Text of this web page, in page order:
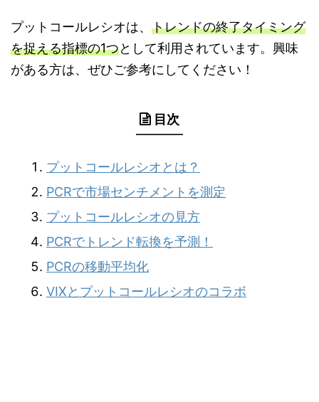
プットコールレシオは、 トレンドの終了タイミング
を捉える指標の1つとして利用されています。興味
がある方は、ぜひご参考にしてください！
目次
プットコールレシオとは？
PCRで市場センチメントを測定
プットコールレシオの見方
PCRでトレンド転換を予測！
PCRの移動平均化
VIXとプットコールレシオのコラボ